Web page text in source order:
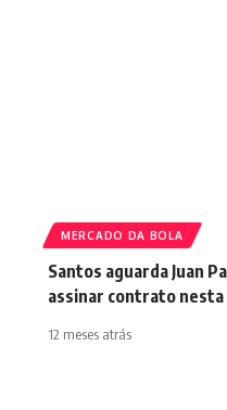
MERCADO DA BOLA
Santos aguarda Juan
assinar contrato
12 meses atrás